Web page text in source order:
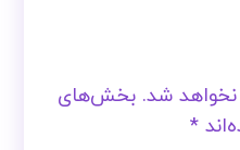
شد. بخش‌های
*